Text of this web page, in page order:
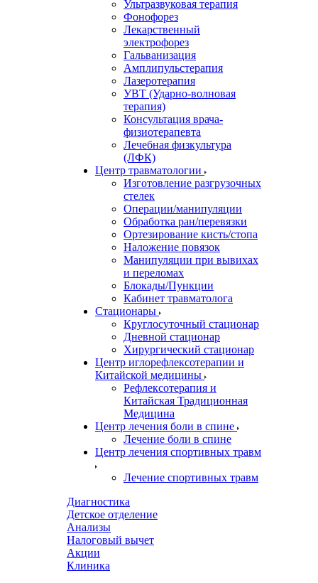
Ультразвуковая терапия
Фонофорез
Лекарственный
электрофорез
Гальванизация
Амплипульстерапия
Лазеротерапия
УВТ (Ударно-волновая
терапия)
Консультация врача-
физиотерапевта
Лечебная физкультура
(ЛФК)
Центр травматологии
Изготовление разгрузочных
стелек
Операции/манипуляции
Обработка ран/перевязки
Ортезирование кисть/стопа
Наложение повязок
Манипуляции при вывихах
и переломах
Блокады/Пункции
Кабинет травматолога
Стационары
Круглосуточный стационар
Дневной стационар
Хирургический стационар
Центр иглорефлексотерапии и
Китайской медицины
Рефлексотерапия и
Китайская Традиционная
Медицина
Центр лечения боли в спине
Лечение боли в спине
Центр лечения спортивных травм
Лечение спортивных травм
Диагностика
Детское отделение
Анализы
Налоговый вычет
Акции
Клиника